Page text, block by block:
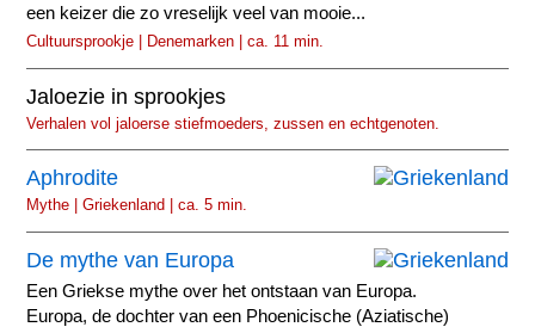
een keizer die zo vreselijk veel van mooie...
Cultuursprookje | Denemarken | ca. 11 min.
Jaloezie in sprookjes
Verhalen vol jaloerse stiefmoeders, zussen en echtgenoten.
Aphrodite
Mythe | Griekenland | ca. 5 min.
De mythe van Europa
Een Griekse mythe over het ontstaan van Europa.
Europa, de dochter van een Phoenicische (Aziatische)